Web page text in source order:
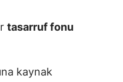
tasarruf fonu
kaynak